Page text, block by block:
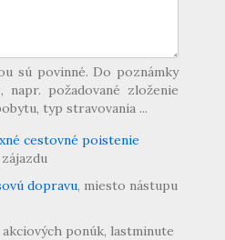
sú povinné. Do poznámky
napr. požadované zloženie
typ stravovania ...
cestovné poistenie
dopravu, miesto nástupu
ponúk, lastminute